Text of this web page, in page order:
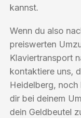
kannst.
Wenn du also
preiswerten
Klaviertransport
kontaktiere uns,
Heidelberg, noch
dir bei deinem
dein Geldbeutel